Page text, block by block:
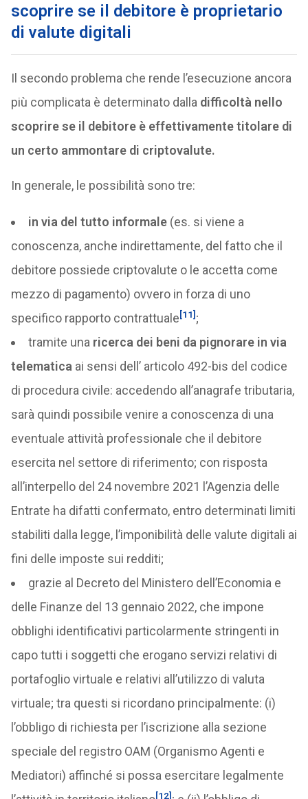
scoprire se il debitore è proprietario
di valute digitali
Il secondo problema che rende l’esecuzione ancora
più complicata è determinato dalla difficoltà nello
scoprire se il debitore è effettivamente titolare di
un certo ammontare di criptovalute.
In generale, le possibilità sono tre:
in via del tutto informale(es. si viene a
conoscenza, anche indirettamente, del fatto che il
debitore possiede criptovalute o le accetta come
mezzo di pagamento) ovvero in forza di uno
specifico rapporto contrattuale[11] ;
tramite una ricerca dei beni da pignorare in via
telematica ai sensi dell’ articolo 492-bis del codice
di procedura civile: accedendo all’anagrafe tributaria,
sarà quindi possibile venire a conoscenza di una
eventuale attività professionale che il debitore
esercita nel settore di riferimento; con risposta
all’interpello del 24 novembre 2021 l’Agenzia delle
Entrate ha difatti confermato, entro determinati limiti
stabiliti dalla legge, l’imponibilità delle valute digitali ai
fini delle imposte sui redditi;
grazie al Decreto del Ministero dell’Economia e
delle Finanze del 13 gennaio 2022, che impone
obblighi identificativi particolarmente stringenti in
capo tutti i soggetti che erogano servizi relativi di
portafoglio virtuale e relativi all’utilizzo di valuta
virtuale; tra questi si ricordano principalmente: (i)
l’obbligo di richiesta per l’iscrizione alla sezione
speciale del registro OAM (Organismo Agenti e
Mediatori) affinché si possa esercitare legalmente
[12]